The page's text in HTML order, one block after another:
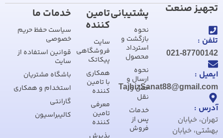
تجهیز صنعت
تلفن :
021-87700142
ایمیل :
TajhizSanat88@gmail.com
آدرس :
تهران، خیابان
بهشتی، خیابان
پشتیبانی
نحوه
بازگشت و
استرداد
محصول
نحوه
ارسال و
حمل و
نقل
خدمات
پس از
فروش
تامین
کننده
سایت
فروشگاهی
پیکاتک
همکاری
با تامین
کننده
معرفی
تامین
کننده
پذیرش
خدمات ما
سیاست حفظ حریم
خصوصی
قوانین استفاده از
سایت
باشگاه مشتریان
استخدام و همکاری
گارانتی
کالیبراسیون